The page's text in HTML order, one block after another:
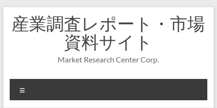
キ
プ
産業調査レポート・市場
資料サイト
Market Research Center Corp.
ニ